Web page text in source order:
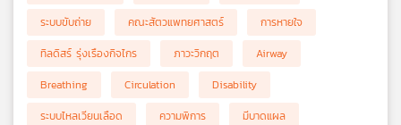
ระบบขับถ่าย
คณะสัตวแพทยศาสตร์
การหายใจ
ทิลดิสร์ รุ่งเรืองกิจไกร
ภาวะวิกฤต
Airway
Breathing
Circulation
Disability
ระบบไหลเวียนเลือด
ความพิการ
มีบาดแผล